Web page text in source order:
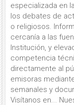
especializada en
los debates de
o religiosos.
cercanía a las
Institución, y
competencia
directamente al
emisoras
semanales y
Visítanos en...